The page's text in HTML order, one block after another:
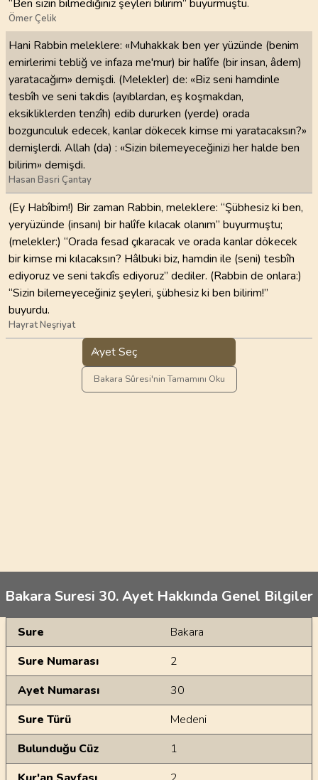
“Ben sizin bilmediğiniz şeyleri bilirim” buyurmuştu.
Ömer Çelik
Hani Rabbin meleklere: «Muhakkak ben yer yüzünde (benim
emirlerimi tebliğ ve infaza me'mur) bir halîfe (bir insan, âdem)
yaratacağım» demişdi. (Melekler) de: «Biz seni hamdinle
tesbîh ve seni takdis (ayıblardan, eş koşmakdan,
eksikliklerden tenzîh) edib dururken (yerde) orada
bozgunculuk edecek, kanlar dökecek kimse mi yaratacaksın?»
demişlerdi. Allah (da) : «Sizin bilemeyeceğinizi her halde ben
bilirim» demişdi.
Hasan Basri Çantay
(Ey Habîbim!) Bir zaman Rabbin, meleklere: “Şübhesiz ki ben,
yeryüzünde (insanı) bir halîfe kılacak olanım” buyurmuştu;
(melekler:) “Orada fesad çıkaracak ve orada kanlar dökecek
bir kimse mi kılacaksın? Hâlbuki biz, hamdin ile (seni) tesbîh
ediyoruz ve seni takdîs ediyoruz” dediler. (Rabbin de onlara:)
“Sizin bilemeyeceğiniz şeyleri, şübhesiz ki ben bilirim!”
buyurdu.
Hayrat Neşriyat
Ayet Seç
Bakara Sûresi'nin Tamamını Oku
Bakara Suresi 30. Ayet Hakkında Genel Bilgiler
Genel Bilgiler
Sure
Bakara
Sure Numarası
2
Ayet Numarası
30
Sure Türü
Medeni
Bulunduğu Cüz
1